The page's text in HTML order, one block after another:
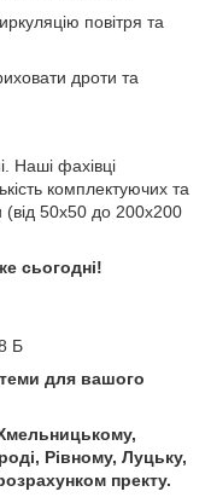
повітря та
дроти та
Наші фахівці
комплектуючих та
(від 50х50 до 200х200
сьогодні!
Б
для вашого
Рівному, Луцьку,
пректу.